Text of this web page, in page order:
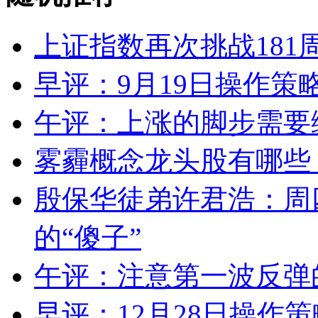
上证指数再次挑战181
早评：9月19日操作策
午评：上涨的脚步需
雾霾概念龙头股有哪
殷保华徒弟许君浩：
的“傻子”
午评：注意第一波反